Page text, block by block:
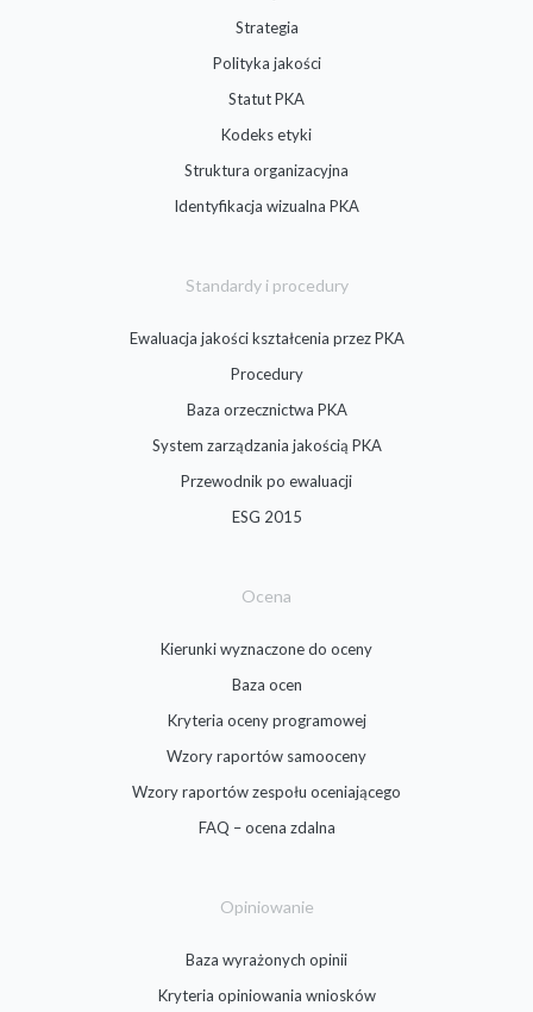
Strategia
Polityka jakości
Statut PKA
Kodeks etyki
Struktura organizacyjna
Identyfikacja wizualna PKA
Standardy i procedury
Ewaluacja jakości kształcenia przez PKA
Procedury
Baza orzecznictwa PKA
System zarządzania jakością PKA
Przewodnik po ewaluacji
ESG 2015
Ocena
Kierunki wyznaczone do oceny
Baza ocen
Kryteria oceny programowej
Wzory raportów samooceny
Wzory raportów zespołu oceniającego
FAQ – ocena zdalna
Opiniowanie
Baza wyrażonych opinii
Kryteria opiniowania wniosków